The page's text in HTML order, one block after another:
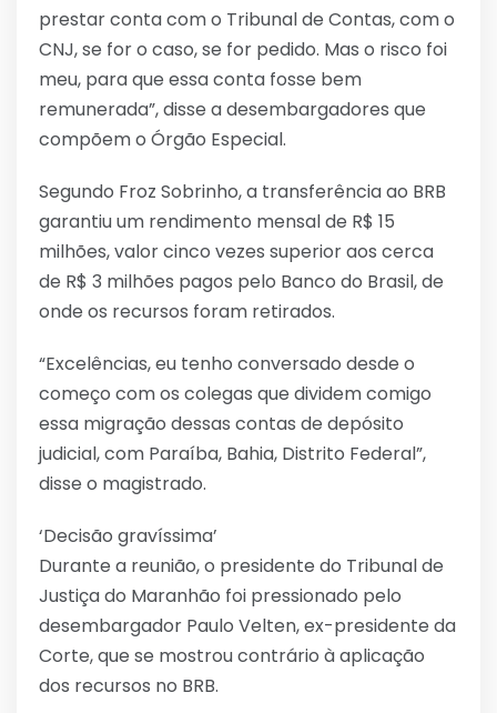
prestar conta com o Tribunal de Contas, com o
CNJ, se for o caso, se for pedido. Mas o risco foi
meu, para que essa conta fosse bem
remunerada”, disse a desembargadores que
compõem o Órgão Especial.
Segundo Froz Sobrinho, a transferência ao BRB
garantiu um rendimento mensal de R$ 15
milhões, valor cinco vezes superior aos cerca
de R$ 3 milhões pagos pelo Banco do Brasil, de
onde os recursos foram retirados.
“Excelências, eu tenho conversado desde o
começo com os colegas que dividem comigo
essa migração dessas contas de depósito
judicial, com Paraíba, Bahia, Distrito Federal”,
disse o magistrado.
‘Decisão gravíssima’
Durante a reunião, o presidente do Tribunal de
Justiça do Maranhão foi pressionado pelo
desembargador Paulo Velten, ex-presidente da
Corte, que se mostrou contrário à aplicação
dos recursos no BRB.